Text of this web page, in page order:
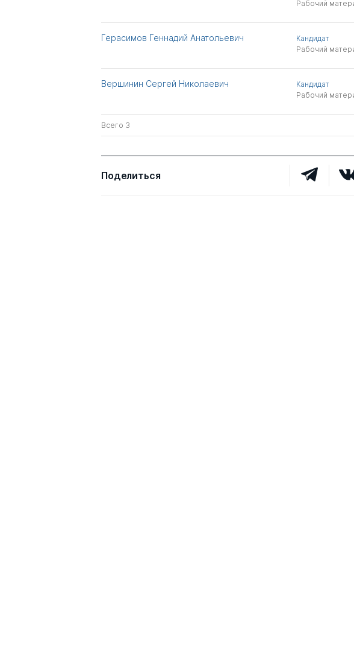
Рабочий
Герасимов Геннадий Анатольевич
Кандидат
Рабочий
Вершинин Сергей Николаевич
Кандидат
Рабочий
Всего 3
Поделиться